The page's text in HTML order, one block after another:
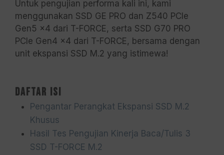
Untuk pengujian performa kali ini, kami
menggunakan SSD GE PRO dan Z540 PCIe
Gen5 x4 dari T-FORCE, serta SSD G70 PRO
PCIe Gen4 x4 dari T-FORCE, bersama dengan
unit ekspansi SSD M.2 yang istimewa!
Daftar Isi
Pengantar Perangkat Ekspansi SSD M.2
Khusus
Hasil Tes Pengujian Kinerja Baca/Tulis 3
SSD T-FORCE M.2